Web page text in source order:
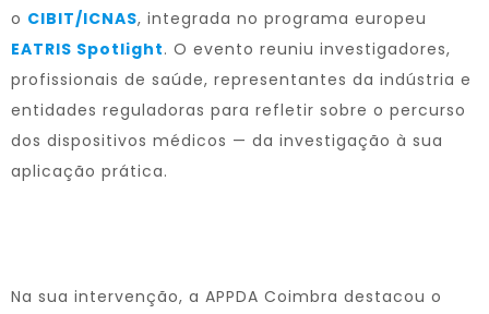
o CIBIT/ICNAS, integrada no programa europeu
EATRIS Spotlight. O evento reuniu investigadores,
profissionais de saúde, representantes da indústria e
entidades reguladoras para refletir sobre o percurso
dos dispositivos médicos — da investigação à sua
aplicação prática.
Na sua intervenção, a APPDA Coimbra destacou o